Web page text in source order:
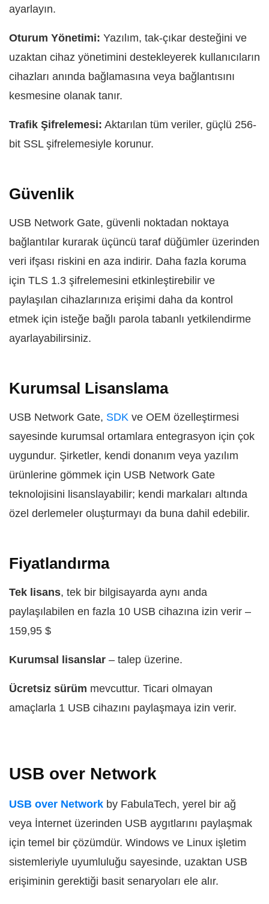
ayarlayın.
Oturum Yönetimi: Yazılım, tak-çıkar desteğini ve
uzaktan cihaz yönetimini destekleyerek kullanıcıların
cihazları anında bağlamasına veya bağlantısını
kesmesine olanak tanır.
Trafik Şifrelemesi: Aktarılan tüm veriler, güçlü 256-
bit SSL şifrelemesiyle korunur.
Güvenlik
USB Network Gate, güvenli noktadan noktaya
bağlantılar kurarak üçüncü taraf düğümler üzerinden
veri ifşası riskini en aza indirir. Daha fazla koruma
için TLS 1.3 şifrelemesini etkinleştirebilir ve
paylaşılan cihazlarınıza erişimi daha da kontrol
etmek için isteğe bağlı parola tabanlı yetkilendirme
ayarlayabilirsiniz.
Kurumsal Lisanslama
USB Network Gate, SDK ve OEM özelleştirmesi
sayesinde kurumsal ortamlara entegrasyon için çok
uygundur. Şirketler, kendi donanım veya yazılım
ürünlerine gömmek için USB Network Gate
teknolojisini lisanslayabilir; kendi markaları altında
özel derlemeler oluşturmayı da buna dahil edebilir.
Fiyatlandırma
Tek lisans, tek bir bilgisayarda aynı anda
paylaşılabilen en fazla 10 USB cihazına izin verir –
159,95 $
Kurumsal lisanslar – talep üzerine.
Ücretsiz sürüm mevcuttur. Ticari olmayan
amaçlarla 1 USB cihazını paylaşmaya izin verir.
USB over Network
USB over Network by FabulaTech, yerel bir ağ
veya İnternet üzerinden USB aygıtlarını paylaşmak
için temel bir çözümdür. Windows ve Linux işletim
sistemleriyle uyumluluğu sayesinde, uzaktan USB
erişiminin gerektiği basit senaryoları ele alır.